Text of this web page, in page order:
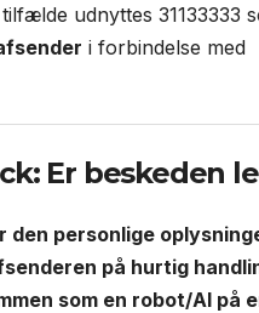
udnyttes 31133333
i forbindelse med
Er beskeden
den personlige
på hurtig
som en robot/AI på